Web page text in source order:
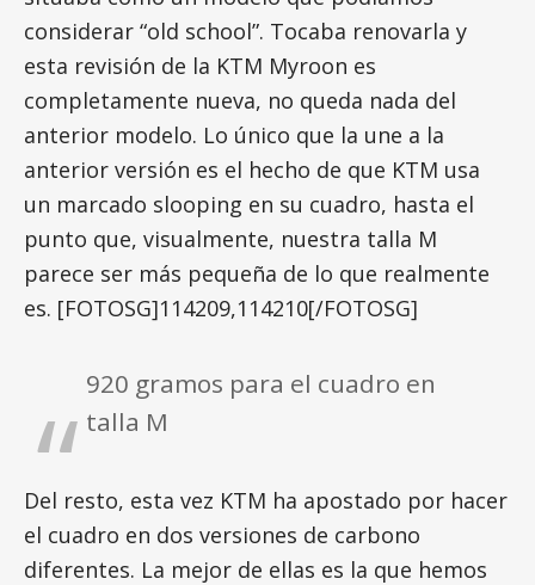
considerar “old school”. Tocaba renovarla y
esta revisión de la KTM Myroon es
completamente nueva, no queda nada del
anterior modelo. Lo único que la une a la
anterior versión es el hecho de que KTM usa
un marcado slooping en su cuadro, hasta el
punto que, visualmente, nuestra talla M
parece ser más pequeña de lo que realmente
es. [FOTOSG]114209,114210[/FOTOSG]
920 gramos para el cuadro en
talla M
Del resto, esta vez KTM ha apostado por hacer
el cuadro en dos versiones de carbono
diferentes. La mejor de ellas es la que hemos